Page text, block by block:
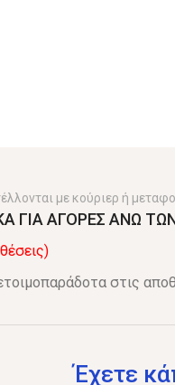
με κούριερ ή
ΓΙΑ ΑΓΟΡΕΣ ΑΝΩ
στις
Έχετε